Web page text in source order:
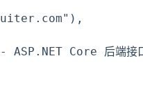
Core 后端接